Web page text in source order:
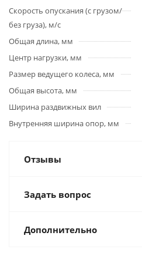
Скорость опускания (с грузом/
без груза), м/с
Общая длина, мм
Центр нагрузки, мм
Размер ведущего колеса, мм
Общая высота, мм
Ширина раздвижных вил
Внутренняя ширина опор, мм
Отзывы
Задать вопрос
Дополнительно